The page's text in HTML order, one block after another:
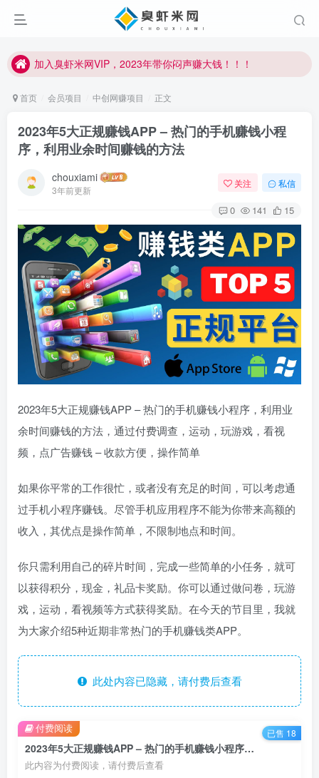
加入臭虾米网VIP，2023年带你闷声赚大钱！！！
加入臭虾米网VIP，2023年带你闷声赚大钱！！！
首页 会员项目 中创网赚项目 正文
2023年5大正规赚钱APP – 热门的手机赚钱小程
序，利用业余时间赚钱的方法
chouxiami
3年前更新
关注 私信
0 141 15
2023年5大正规赚钱APP – 热门的手机赚钱小程序，利用业
余时间赚钱的方法，通过付费调查，运动，玩游戏，看视
频，点广告赚钱 – 收款方便，操作简单
如果你平常的工作很忙，或者没有充足的时间，可以考虑通
过手机小程序赚钱。尽管手机应用程序不能为你带来高额的
收入，其优点是操作简单，不限制地点和时间。
你只需利用自己的碎片时间，完成一些简单的小任务，就可
以获得积分，现金，礼品卡奖励。你可以通过做问卷，玩游
戏，运动，看视频等方式获得奖励。在今天的节目里，我就
为大家介绍5种近期非常热门的手机赚钱类APP。
此处内容已隐藏，请付费后查看
2023年5大正规赚钱APP – 热门的手机赚钱小程序，利用业余时间赚钱的方法
此内容为付费阅读，请付费后查看
付费阅读 已售 18